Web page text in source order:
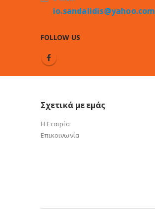
io.sandalidis@yahoo.com
FOLLOW US
Σχετικά με εμάς
Η Εταιρία
Επικοινωνία